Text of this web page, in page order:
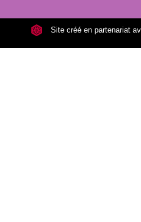
Site créé en partenariat